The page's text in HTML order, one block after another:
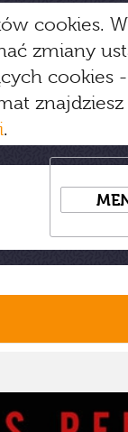
cookies.
zmiany
cookies
.